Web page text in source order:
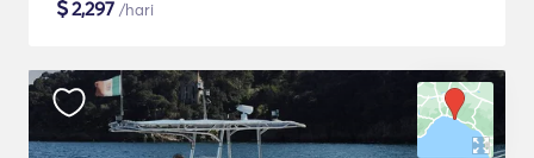
$2,297 /hari